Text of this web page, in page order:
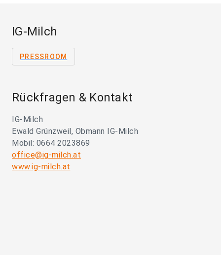
IG-Milch
PRESSROOM
Rückfragen & Kontakt
IG-Milch
Ewald Grünzweil, Obmann IG-Milch
Mobil: 0664 2023869
office@ig-milch.at
www.ig-milch.at